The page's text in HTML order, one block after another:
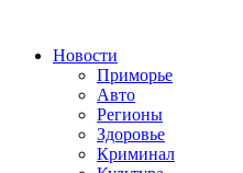
Новости
Приморье
Авто
Регионы
Здоровье
Криминал